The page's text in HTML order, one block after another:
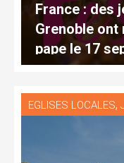
France : des
Grenoble
pape le 17
EGLISES LOCALES,